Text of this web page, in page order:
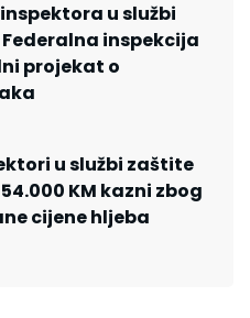
u službi
inspekcija
projekat o
u službi zaštite
KM kazni zbog
cijene hljeba